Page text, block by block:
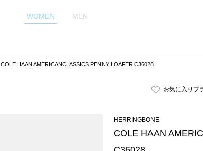
WOMEN MEN
COLE HAAN AMERICANCLASSICS PENNY LOAFER C36028
お気に入りブ
HERRINGBONE
COLE HAAN